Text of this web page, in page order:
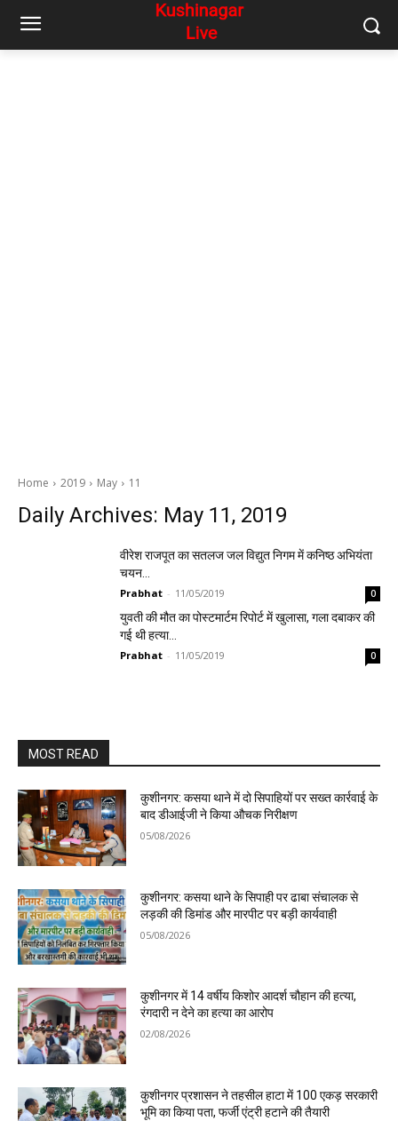
Home 2019 May 11
Daily Archives: May 11, 2019
वीरेश राजपूत का सतलज जल विद्युत निगम में कनिष्ठ अभियंता
चयन…
Prabhat - 11/05/2019 0
युवती की मौत का पोस्टमार्टम रिपोर्ट में खुलासा, गला दबाकर की
गई थी हत्या…
Prabhat - 11/05/2019 0
MOST READ
कुशीनगर: कसया थाने में दो सिपाहियों पर सख्त कार्रवाई के
बाद डीआईजी ने किया औचक निरीक्षण
05/08/2026
कुशीनगर: कसया थाने के सिपाही पर ढाबा संचालक से
लड़की की डिमांड और मारपीट पर बड़ी कार्यवाही
05/08/2026
कुशीनगर में 14 वर्षीय किशोर आदर्श चौहान की हत्या,
रंगदारी न देने का हत्या का आरोप
02/08/2026
कुशीनगर प्रशासन ने तहसील हाटा में 100 एकड़ सरकारी
भूमि का किया पता, फर्जी एंट्री हटाने की तैयारी